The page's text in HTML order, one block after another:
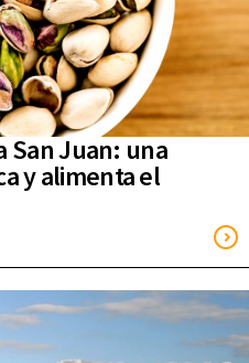
San Juan: una
y alimenta el